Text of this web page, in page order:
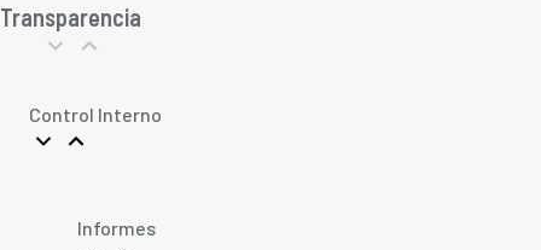
Transparencia
Control Interno
Informes